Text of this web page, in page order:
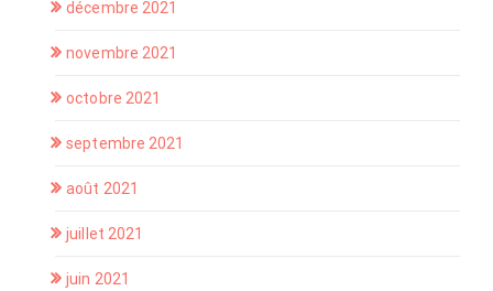
décembre 2021
novembre 2021
octobre 2021
septembre 2021
août 2021
juillet 2021
juin 2021